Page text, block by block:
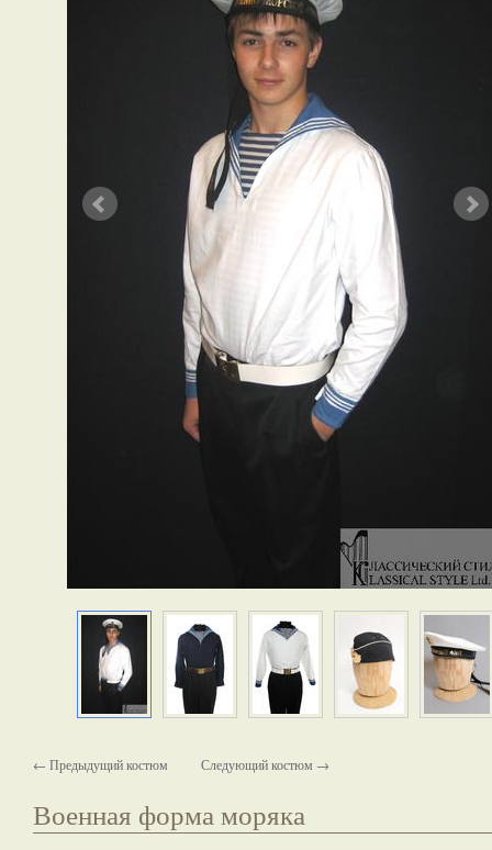
← Предыдущий костюм Следующий костюм →
Военная форма моряка